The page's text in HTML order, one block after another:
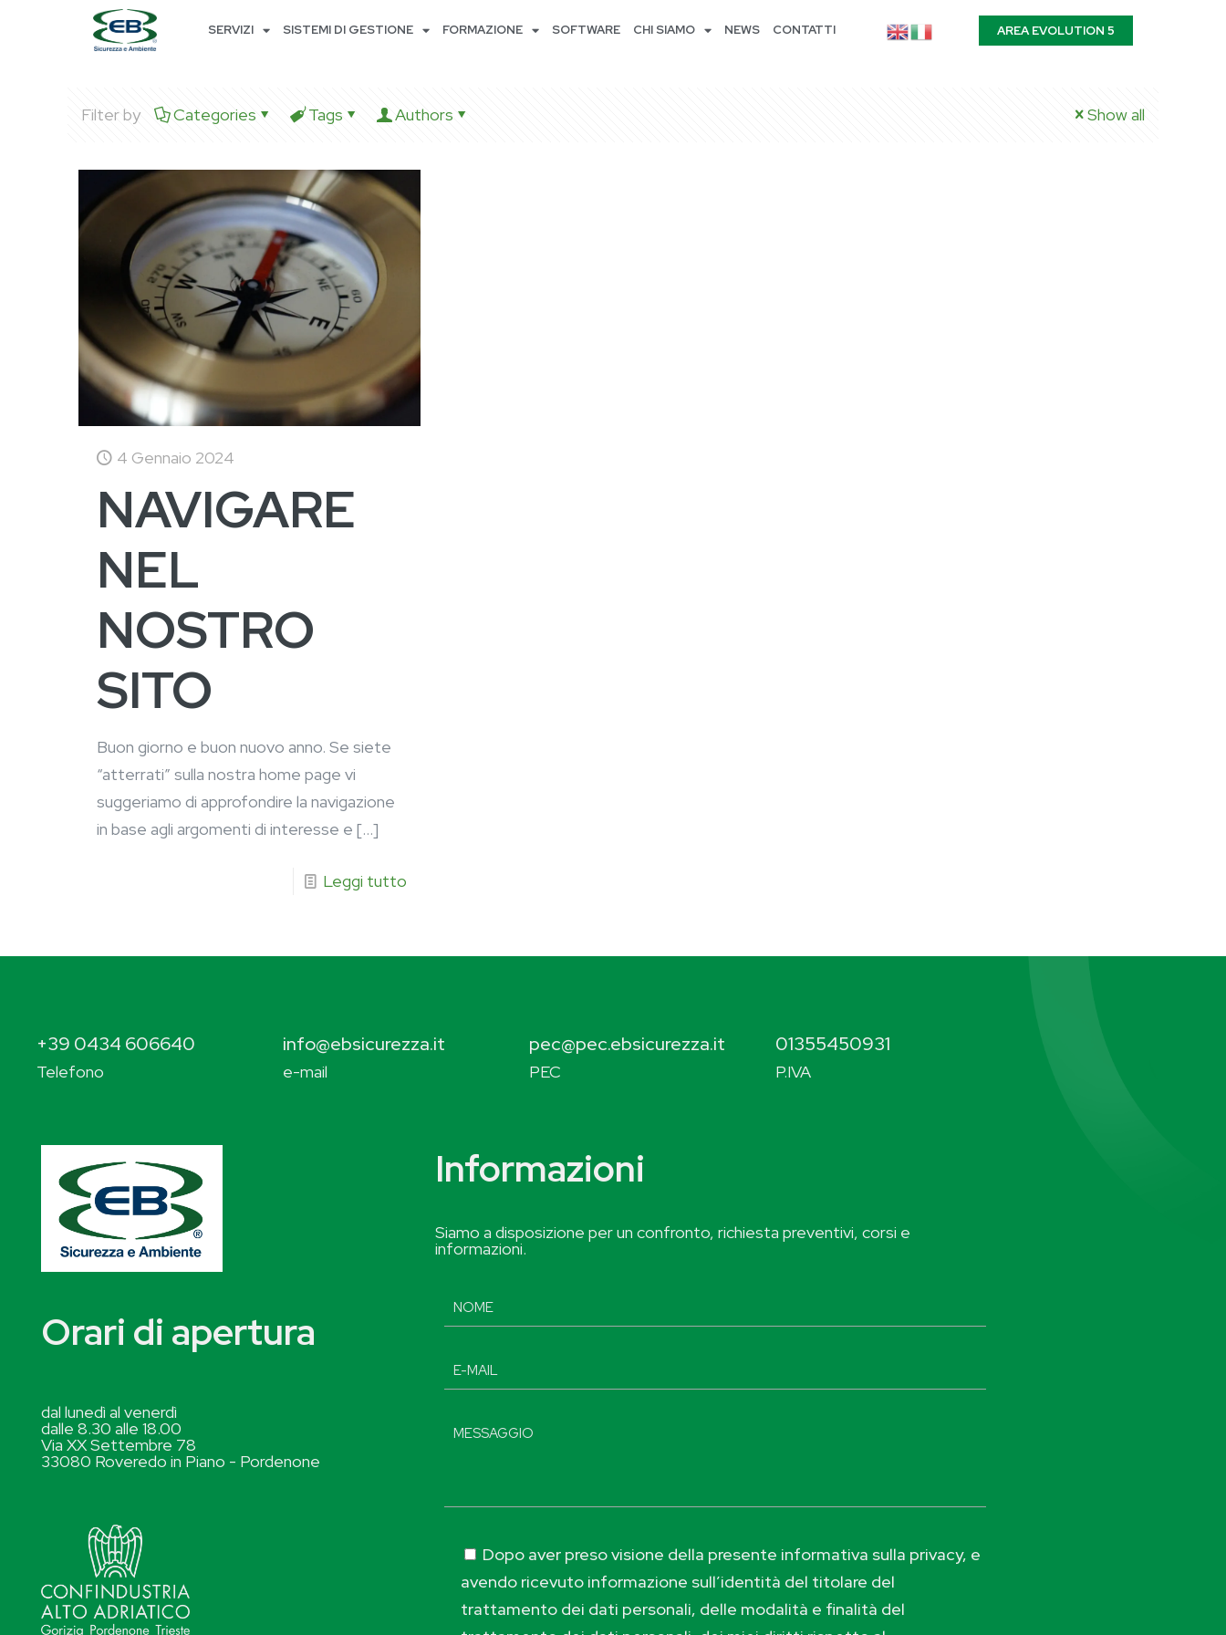
SERVIZI SISTEMI DI GESTIONE FORMAZIONE SOFTWARE CHI SIAMO NEWS CONTATTI AREA EVOLUTION 5
Filter by Categories Tags Authors Show all
4 Gennaio 2024
NAVIGARE
NEL
NOSTRO
SITO
Buon giorno e buon nuovo anno. Se siete
“atterrati” sulla nostra home page vi
suggeriamo di approfondire la navigazione
in base agli argomenti di interesse e […]
Leggi tutto
+39 0434 606640
Telefono
info@ebsicurezza.it
e-mail
pec@pec.ebsicurezza.it
PEC
01355450931
P.IVA
Orari di apertura
dal lunedì al venerdì
dalle 8.30 alle 18.00
Via XX Settembre 78
33080 Roveredo in Piano - Pordenone
Informazioni
Siamo a disposizione per un confronto, richiesta preventivi, corsi e
informazioni.
Dopo aver preso visione della presente informativa sulla privacy, e
avendo ricevuto informazione sull’identità del titolare del
trattamento dei dati personali, delle modalità e finalità del